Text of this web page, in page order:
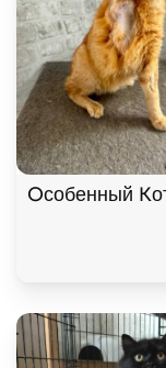
Особенный